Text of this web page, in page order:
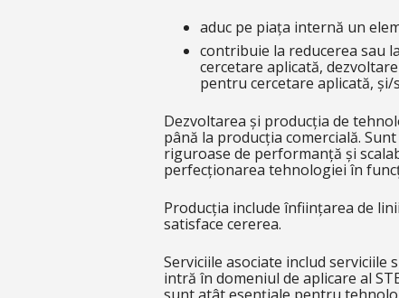
aduc pe piața internă un
contribuie la reducerea sau
cercetare aplicată,
pentru cercetare aplicată, și/
Dezvoltarea și producția de
până la producția comercială.
riguroase de performanță și
perfecționarea tehnologiei în
Producția include înființarea de
satisface cererea.
Serviciile asociate includ
intră în domeniul de aplicare al